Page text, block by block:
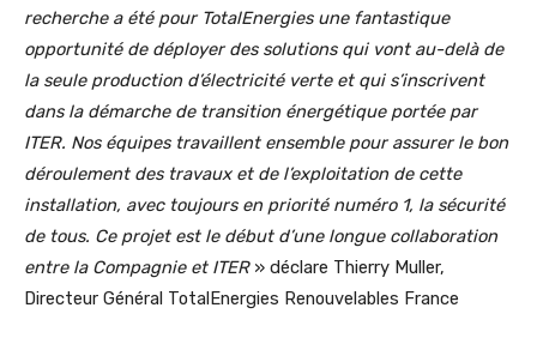
recherche a été pour TotalEnergies une fantastique
opportunité de déployer des solutions qui vont au-delà de
la seule production d’électricité verte et qui s’inscrivent
dans la démarche de transition énergétique portée par
ITER. Nos équipes travaillent ensemble pour assurer le bon
déroulement des travaux et de l’exploitation de cette
installation, avec toujours en priorité numéro 1, la sécurité
de tous. Ce projet est le début d’une longue collaboration
entre la Compagnie et ITER » déclare Thierry Muller,
Directeur Général TotalEnergies Renouvelables France